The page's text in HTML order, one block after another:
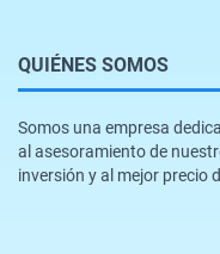
QUIÉNES SOMOS
Somos una empresa
al asesoramiento de
inversión y al mejor precio